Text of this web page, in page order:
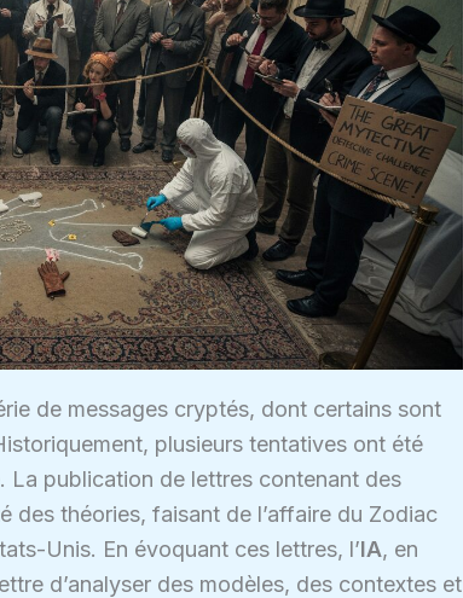
de messages cryptés, dont certains sont
plusieurs tentatives ont été
La publication de lettres contenant des
des théories, faisant de l’affaire du Zodiac
Unis. En évoquant ces lettres, l’IA, en
d’analyser des modèles, des contextes et